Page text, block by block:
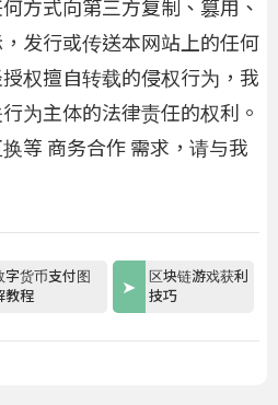
方式向第三方复制、篡用、
，发行或传送本网站上的任何
权擅自转载的侵权行为，我
为主体的法律责任的权利。
等 商务合作 需求，请与我
字货币支付图
教程
区块链游戏获利
技巧